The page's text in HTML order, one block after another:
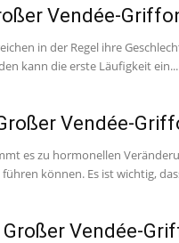
Vendée-
in der Regel ihre
kann die erste Läufigkeit ein...
Vendée-
es zu hormonellen
können. Es ist wichtig,
Vendée-